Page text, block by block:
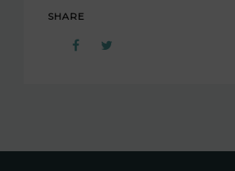
SHARE